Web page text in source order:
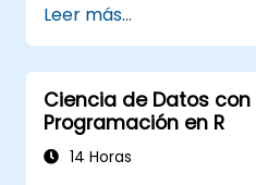
Gestionar y
datos para
Leer más...
Ciencia de Datos con
Programación en R
14 Horas